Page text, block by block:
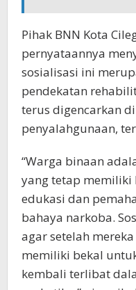
Pihak BNN Kota
pernyataannya
sosialisasi ini
pendekatan
terus digencarkan
penyalahgunaan,
“Warga binaan
yang tetap memiliki
edukasi dan
bahaya narkoba.
agar setelah
memiliki bekal
kembali terlibat